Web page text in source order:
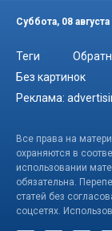
Суббота, 08 августа
Теги
Без картинок
Реклама:
Все права на
охраняются в
использовании
обязательна.
статей без
соцсетях.